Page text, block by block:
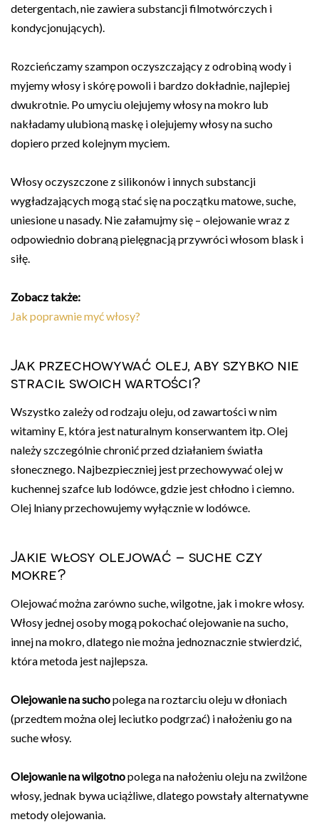
detergentach, nie zawiera substancji filmotwórczych i
kondycjonujących).
Rozcieńczamy szampon oczyszczający z odrobiną wody i
myjemy włosy i skórę powoli i bardzo dokładnie, najlepiej
dwukrotnie. Po umyciu olejujemy włosy na mokro lub
nakładamy ulubioną maskę i olejujemy włosy na sucho
dopiero przed kolejnym myciem.
Włosy oczyszczone z silikonów i innych substancji
wygładzających mogą stać się na początku matowe, suche,
uniesione u nasady. Nie załamujmy się – olejowanie wraz z
odpowiednio dobraną pielęgnacją przywróci włosom blask i
siłę.
Zobacz także:
Jak poprawnie myć włosy?
Jak przechowywać olej, aby szybko nie
stracił swoich wartości?
Wszystko zależy od rodzaju oleju, od zawartości w nim
witaminy E, która jest naturalnym konserwantem itp. Olej
należy szczególnie chronić przed działaniem światła
słonecznego. Najbezpieczniej jest przechowywać olej w
kuchennej szafce lub lodówce, gdzie jest chłodno i ciemno.
Olej lniany przechowujemy wyłącznie w lodówce.
Jakie włosy olejować – suche czy
mokre?
Olejować można zarówno suche, wilgotne, jak i mokre włosy.
Włosy jednej osoby mogą pokochać olejowanie na sucho,
innej na mokro, dlatego nie można jednoznacznie stwierdzić,
która metoda jest najlepsza.
Olejowanie na suchopolega na roztarciu oleju w dłoniach
(przedtem można olej leciutko podgrzać) i nałożeniu go na
suche włosy.
Olejowanie na wilgotnopolega na nałożeniu oleju na zwilżone
włosy, jednak bywa uciążliwe, dlatego powstały alternatywne
metody olejowania.